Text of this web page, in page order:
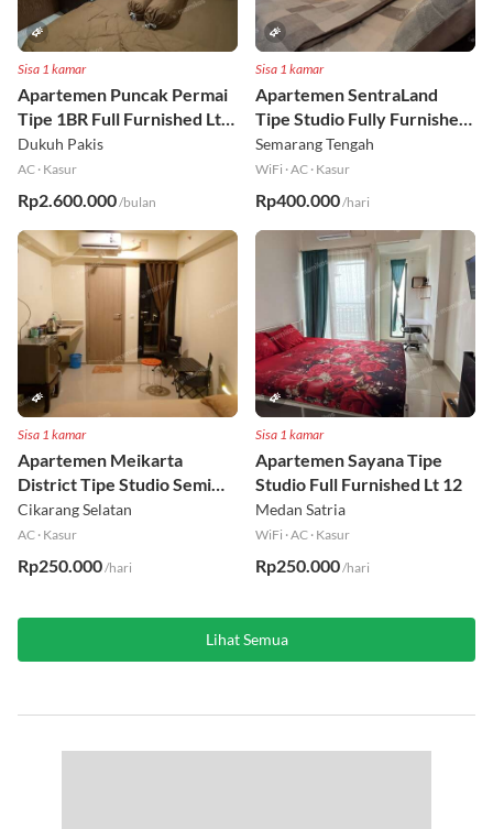
Sisa 1 kamar
Apartemen Puncak Permai
Tipe 1BR Full Furnished Lt
18
Dukuh Pakis
AC · Kasur
Rp2.600.000/bulan
Sisa 1 kamar
Apartemen SentraLand
Tipe Studio Fully Furnished
Lt 8
Semarang Tengah
WiFi ·AC · Kasur
Rp400.000/hari
Sisa 1 kamar
Apartemen Meikarta
District Tipe Studio Semi
Furnished Lt 1
Cikarang Selatan
AC · Kasur
Rp250.000/hari
Sisa 1 kamar
Apartemen Sayana Tipe
Studio Full Furnished Lt 12
Medan Satria
WiFi ·AC · Kasur
Rp250.000/hari
Lihat Semua